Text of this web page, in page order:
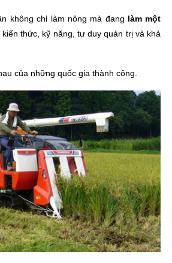
không chỉ làm nông mà đang làm một
thức, kỹ năng, tư duy quản trị và khả
của những quốc gia thành công.